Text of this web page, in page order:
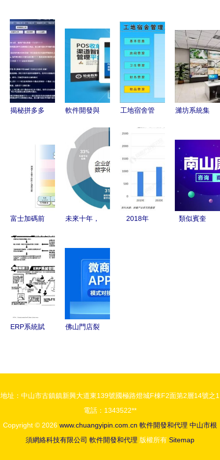
揭秘拼多多
風險與合規
路徑
軟件開發與
實現與市場
運營的雙重
工地宿舍管
決方案
濰坊系統集
與代理服務
提升企業信
息化水平的
關鍵路徑
富士加碼前
料 200億日
元布局2nm
以下工藝，
拓展軟件與
代理服務
未來十年，
字化轉型的
三階段戰略
軟件開發與
智能代理的
雙重驅動
2018年
類似賓奎
ERP系統賦
理新機遇
佛山門店裂
地址：中山市古鎮鎮新興大道東139號國極路燈城F棟F2面第2層14號之1
電話：1343522**
Copyright © 2026 www.chuangyipin.com.cn 軟件開發和代理 中山市根
須網絡科技有限公司 軟件開發和代理 版權所有 Sitemap